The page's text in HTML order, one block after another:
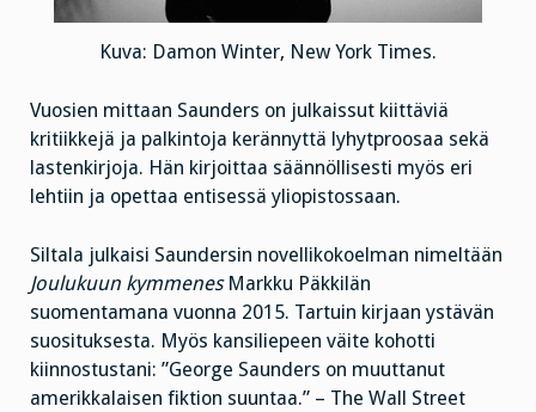
Kuva: Damon Winter, New York Times.
Vuosien mittaan Saunders on julkaissut kiittäviä
kritiikkejä ja palkintoja kerännyttä lyhytproosaa sekä
lastenkirjoja. Hän kirjoittaa säännöllisesti myös eri
lehtiin ja opettaa entisessä yliopistossaan.
Siltala julkaisi Saundersin novellikokoelman nimeltään
Joulukuun kymmenes Markku Päkkilän
suomentamana vuonna 2015. Tartuin kirjaan ystävän
suosituksesta. Myös kansiliepeen väite kohotti
kiinnostustani: ”George Saunders on muuttanut
amerikkalaisen fiktion suuntaa.” – The Wall Street